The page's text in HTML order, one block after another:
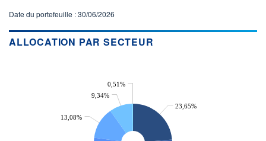
Date du portefeuille : 30/06/2026
ALLOCATION PAR SECTEUR
23,65%
13,08%
9,34%
0,51%